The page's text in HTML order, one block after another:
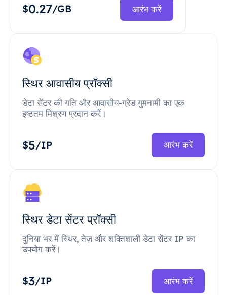
$0.27/GB आरंभ करें
स्थिर आवासीय प्रॉक्सी
डेटा सेंटर की गति और आवासीय-ग्रेड गुमनामी का एक
इष्टतम मिश्रण प्रदान करें।
$5/IP आरंभ करें
स्थिर डेटा सेंटर प्रॉक्सी
दुनिया भर में स्थिर, तेज़ और शक्तिशाली डेटा सेंटर IP का
उपयोग करें।
$3/IP आरंभ करें